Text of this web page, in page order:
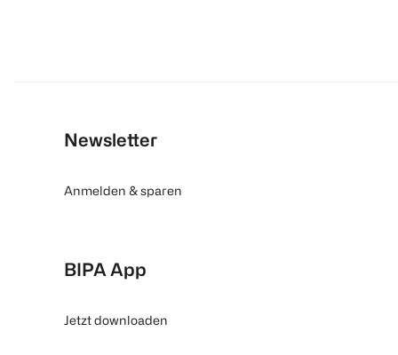
Newsletter
Anmelden & sparen
BIPA App
Jetzt downloaden